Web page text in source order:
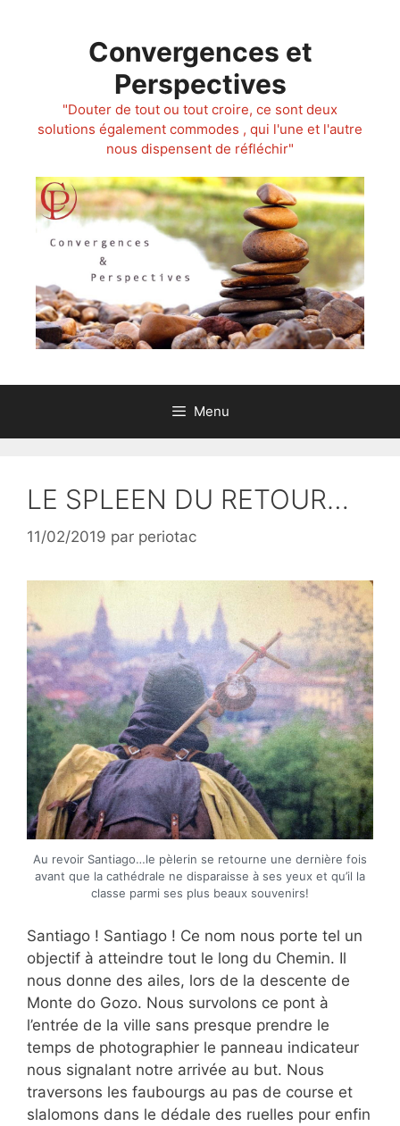
Convergences et
Perspectives
"Douter de tout ou tout croire, ce sont deux
solutions également commodes , qui l'une et l'autre
nous dispensent de réfléchir"
Menu
LE SPLEEN DU RETOUR…
11/02/2019 par periotac
Au revoir Santiago…le pèlerin se retourne une dernière fois
avant que la cathédrale ne disparaisse à ses yeux et qu’il la
classe parmi ses plus beaux souvenirs!
Santiago ! Santiago ! Ce nom nous porte tel un
objectif à atteindre tout le long du Chemin. Il
nous donne des ailes, lors de la descente de
Monte do Gozo. Nous survolons ce pont à
l’entrée de la ville sans presque prendre le
temps de photographier le panneau indicateur
nous signalant notre arrivée au but. Nous
traversons les faubourgs au pas de course et
slalomons dans le dédale des ruelles pour enfin